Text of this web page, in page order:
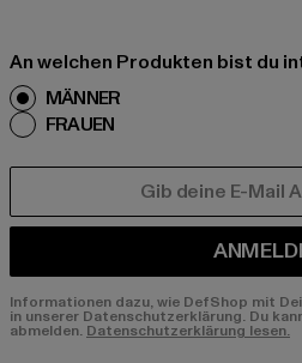
An welchen Produkten bist du
MÄNNER
FRAUEN
Informationen dazu, wie DefShop mit
in unserer Datenschutzerklärung. Du
abmelden. Datenschutzerklärung lesen.